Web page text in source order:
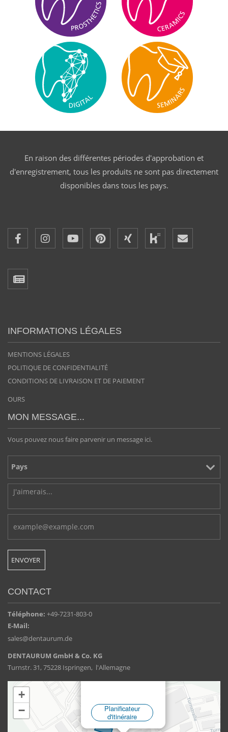
En raison des différentes périodes d'approbation et
d'enregistrement, tous les produits ne sont pas directement
disponibles dans tous les pays.
INFORMATIONS LÉGALES
MENTIONS LÉGALES
POLITIQUE DE CONFIDENTIALITÉ
CONDITIONS DE LIVRAISON ET DE PAIEMENT
OURS
MON MESSAGE...
Vous pouvez nous faire parvenir un message ici.
CONTACT
Téléphone: +49-7231-803-0
E-Mail:
sales@dentaurum.de
DENTAURUM GmbH & Co. KG
Turnstr. 31, 75228 Ispringen, l'Allemagne